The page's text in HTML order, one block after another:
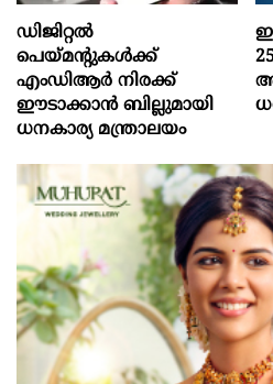
ഡിജിറ്റൽ
പെയ്മന്റുകൾക്ക്
എംഡിആർ നിരക്ക്
ഈടാക്കാൻ ബില്ലുമായി
ധനകാര്യ മന്ത്രാലയം